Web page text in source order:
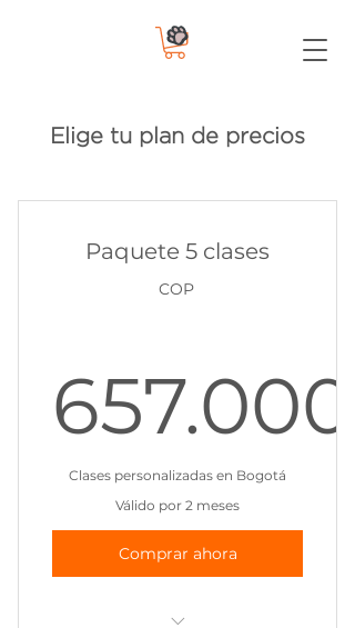
Elige tu plan de precios
Paquete 5 clases
COP
657.000
Clases personalizadas en Bogotá
Válido por 2 meses
Comprar ahora